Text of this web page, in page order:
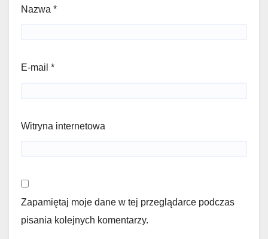
Nazwa *
E-mail *
Witryna internetowa
Zapamiętaj moje dane w tej przeglądarce podczas
pisania kolejnych komentarzy.